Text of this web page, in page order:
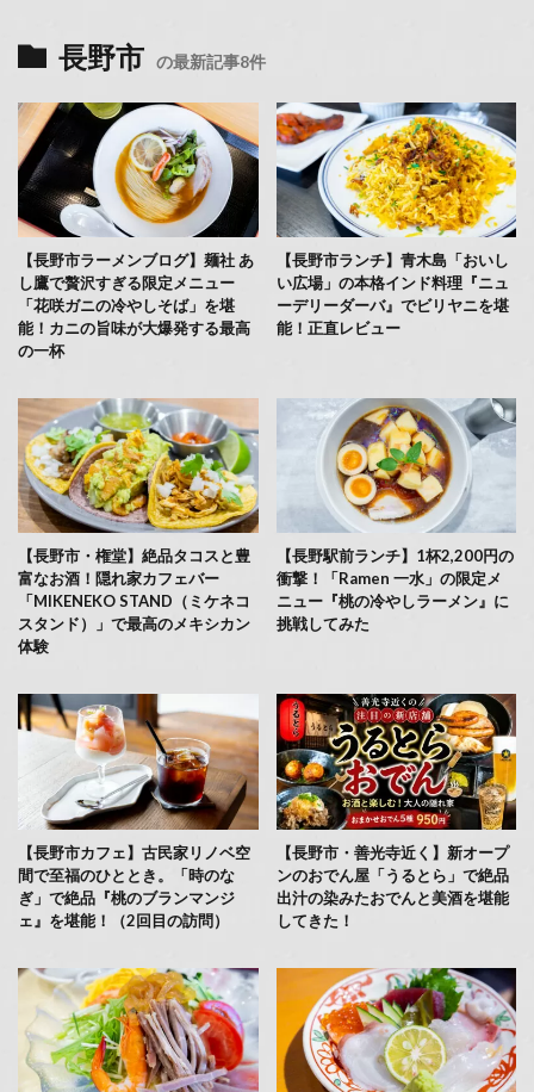
長野市 の最新記事8件
【長野市ラーメンブログ】麺社 あ
し鷹で贅沢すぎる限定メニュー
「花咲ガニの冷やしそば」を堪
能！カニの旨味が大爆発する最高
の一杯
【長野市ランチ】青木島「おいし
い広場」の本格インド料理『ニュ
ーデリーダーバ』でビリヤニを堪
能！正直レビュー
【長野市・権堂】絶品タコスと豊
富なお酒！隠れ家カフェバー
「MIKENEKO STAND（ミケネコ
スタンド）」で最高のメキシカン
体験
【長野駅前ランチ】1杯2,200円の
衝撃！「Ramen 一水」の限定メ
ニュー『桃の冷やしラーメン』に
挑戦してみた
【長野市カフェ】古民家リノベ空
間で至福のひととき。「時のな
ぎ」で絶品『桃のブランマンジ
ェ』を堪能！（2回目の訪問）
【長野市・善光寺近く】新オープ
ンのおでん屋「うるとら」で絶品
出汁の染みたおでんと美酒を堪能
してきた！